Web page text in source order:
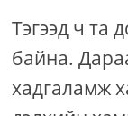
Тэгээд ч та
байна.
хадгаламж